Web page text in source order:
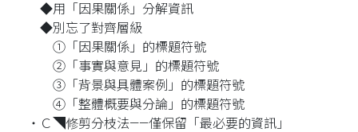
◆用「因果關係」分解資訊
◆別忘了對齊層級
①「因果關係」的標題符號
②「事實與意見」的標題符號
③「背景與具體案例」的標題符號
④「整體概要與分論」的標題符號
‧Ｃ◥修剪分枝法——僅保留「最必要的資訊」